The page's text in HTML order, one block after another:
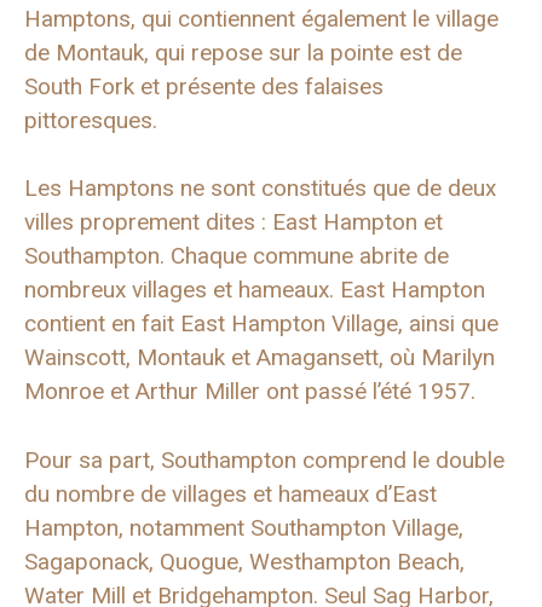
Hamptons, qui contiennent également le village
de Montauk, qui repose sur la pointe est de
South Fork et présente des falaises
pittoresques.
Les Hamptons ne sont constitués que de deux
villes proprement dites : East Hampton et
Southampton. Chaque commune abrite de
nombreux villages et hameaux. East Hampton
contient en fait East Hampton Village, ainsi que
Wainscott, Montauk et Amagansett, où Marilyn
Monroe et Arthur Miller ont passé l’été 1957.
Pour sa part, Southampton comprend le double
du nombre de villages et hameaux d’East
Hampton, notamment Southampton Village,
Sagaponack, Quogue, Westhampton Beach,
Water Mill et Bridgehampton. Seul Sag Harbor,